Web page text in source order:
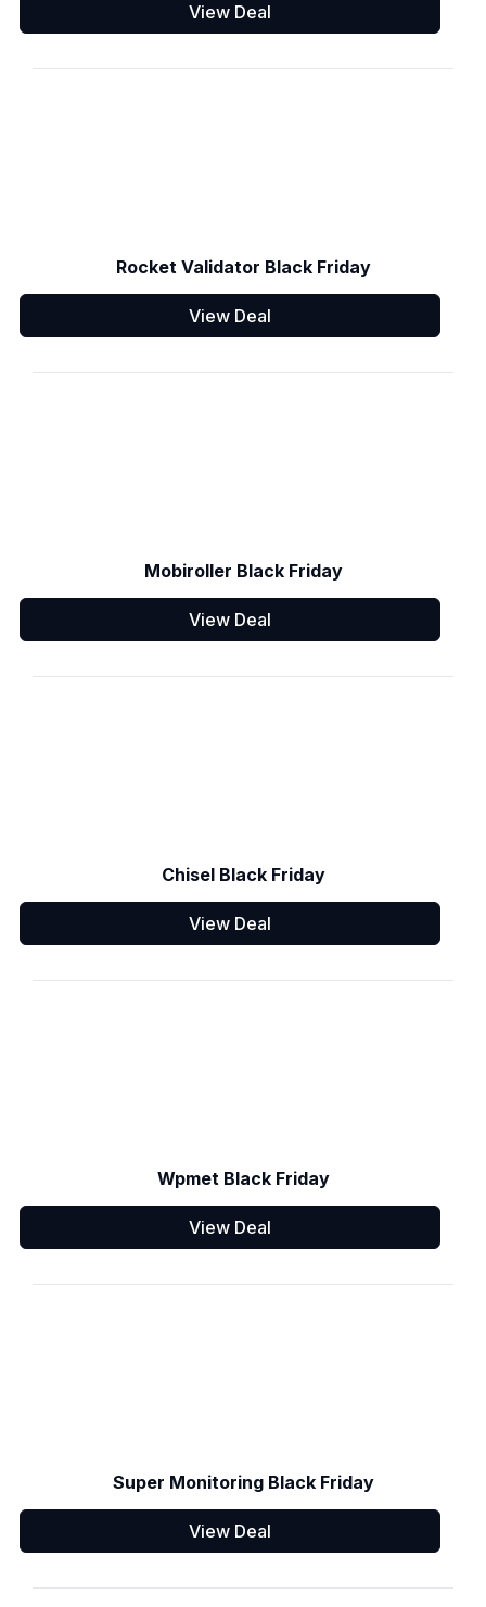
View Deal
Rocket Validator Black Friday
View Deal
Mobiroller Black Friday
View Deal
Chisel Black Friday
View Deal
Wpmet Black Friday
View Deal
Super Monitoring Black Friday
View Deal